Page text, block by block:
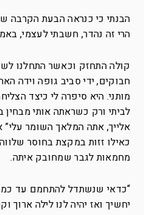
הבנתי כי כנראה הבעת הקרבה
הרי זה נהדר, חשבתי לעצמי,
קולה התחזק וכאשר התחלנו
חבוקים, ידי סביב גופה וידה
מותני. היא סיפרה לי כיצד
לביתי ורק כשראתה אותי
אלייך, אתה המלאך השומר עלי”
כאילו זזות במקצת בחוסר
מחמאות לגבר שמחובק איתה.
“כדאי שנשתדל להתחמם עד
יחשיך ואז יהיה לנו לילה ארוך